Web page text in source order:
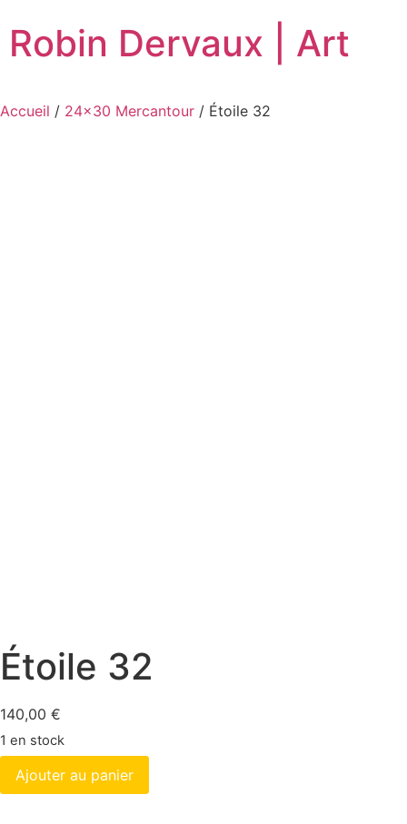
Robin Dervaux | Art
Accueil / 24x30 Mercantour / Étoile 32
Étoile 32
140,00 €
1 en stock
Ajouter au panier